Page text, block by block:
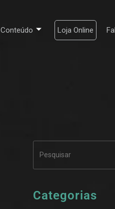
Conteúdo Loja Online
Categorias